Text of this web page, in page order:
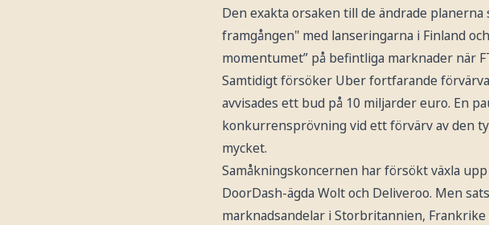
Den exakta orsaken till de ändrade
framgången" med lanseringarna i Finland
momentumet” på befintliga marknader när
Samtidigt försöker Uber fortfarande
avvisades ett bud på 10 miljarder euro. En
konkurrensprövning vid ett förvärv av den
mycket.
Samåkningskoncernen har försökt växla
DoorDash-ägda Wolt och Deliveroo. Men
marknadsandelar i Storbritannien,